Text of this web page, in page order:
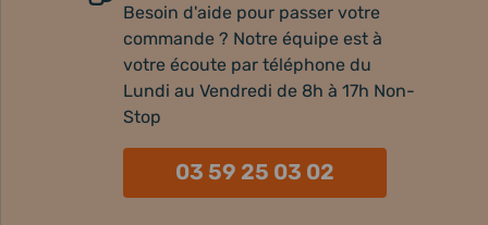
Besoin d'aide pour passer votre
commande ? Notre équipe est à
votre écoute par téléphone du
Lundi au Vendredi de 8h à 17h Non-
Stop
03 59 25 03 02